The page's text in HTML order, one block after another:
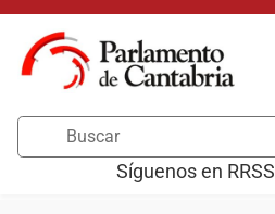
Pasar al contenido principal
Síguenos en RRSS